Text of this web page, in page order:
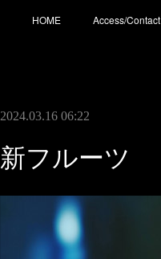
HOME Access/Contact
2024.03.16 06:22
新フルーツ